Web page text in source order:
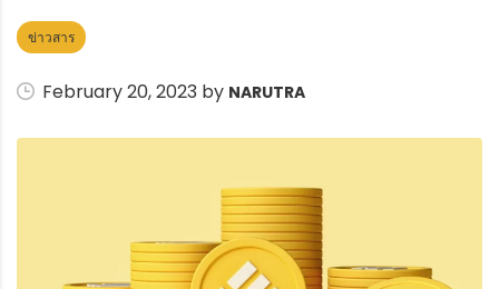
ข่าวสาร
February 20, 2023 by NARUTRA